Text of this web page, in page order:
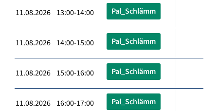
11.08.2026 13:00-14:00 Pal_Schlämm
11.08.2026 14:00-15:00 Pal_Schlämm
11.08.2026 15:00-16:00 Pal_Schlämm
11.08.2026 16:00-17:00 Pal_Schlämm